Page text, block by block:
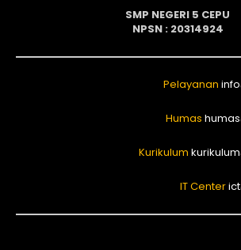
SMP NEGERI 5 CEPU
NPSN : 20314924
Pelayanan
Humas
Kurikulum
IT Center